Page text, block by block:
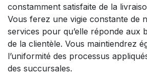
constamment satisfaite de la
Vous ferez une vigie constante de
services pour qu’elle réponde aux
de la clientèle. Vous maintiendrez
l’uniformité des processus
des succursales.